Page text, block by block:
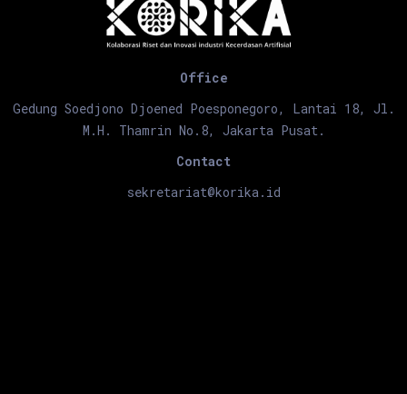
Office
Gedung Soedjono Djoened Poesponegoro, Lantai 18, Jl.
M.H. Thamrin No.8, Jakarta Pusat.
Contact
sekretariat@korika.id